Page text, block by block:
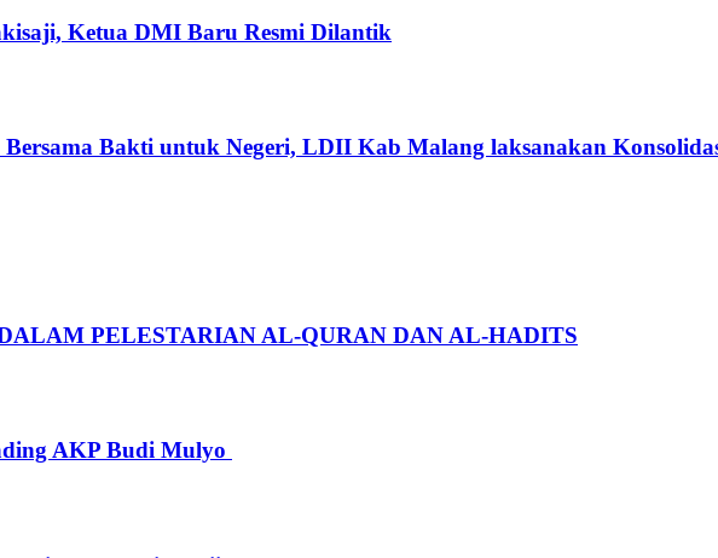
Ketua DMI Baru Resmi Dilantik
Bakti untuk Negeri, LDII Kab Malang laksanakan
PELESTARIAN AL-QURAN DAN AL-HADITS
AKP Budi Mulyo